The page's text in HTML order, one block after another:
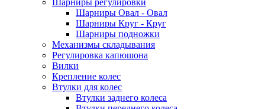
Шарниры регулировки
Шарниры Овал - Овал
Шарниры Круг - Круг
Шарниры подножки
Механизмы складывания
Регулировка капюшона
Вилки
Крепление колес
Втулки для колес
Втулки заднего колеса